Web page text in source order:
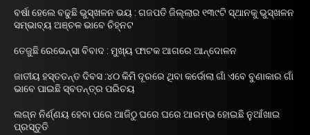
ବର୍ଷା ହେଲେ ବଢୁଛି ଭୁସ୍ଖଳନ ଭୟ : ଗଜପତି ଜିଲ୍ଲାର ୧୩୯ଟି ସ୍ଥାନକୁ ଭୁସ୍ଖଳନ
ସମ୍ଭାବ୍ୟ ଅଞ୍ଚଳ ଭାବେ ଚିହ୍ନଟ
ତେଜୁଛି ରେଭେନ୍ସା ବିବାଦ : ମୁଖ୍ୟ ଫାଟକ ଆଗରେ ଆନ୍ଦୋଳନ
ଜାତୀୟ ହସ୍ତତନ୍ତ ଦିବସ :୪୦ କିମି ଦୂରରେ ଥିବା କର୍ଡୋଲା ଗାଁ ଏବେ ବୁଣାକାର ଗାଁ
ଭାବେ ପାଇଛି ସ୍ବତନ୍ତ୍ର ପରିଚୟ
ଲଗ୍ନ ନିର୍ଣ୍ଣୟ ହେବା ପରେ ଆଜିଠୁ ଘରେ ଘରେ ଆରମ୍ଭ ହୋଇଛି ନୁଆଁଖାଇ
ପ୍ରସ୍ତୁତି